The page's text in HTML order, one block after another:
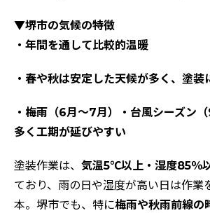
▼堺市の気候の特徴
・年間を通して比較的温暖
・春や秋は安定した天候が多く、塗装
・梅雨（6月〜7月）・台風シーズン
多く工期が延びやすい
塗装作業は、 気温5℃以上・湿度85％
ており、雨の日や湿度が高い日は作業
本。堺市でも、特に梅雨や秋雨前線の